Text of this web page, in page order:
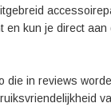
kun je direct
die in reviews